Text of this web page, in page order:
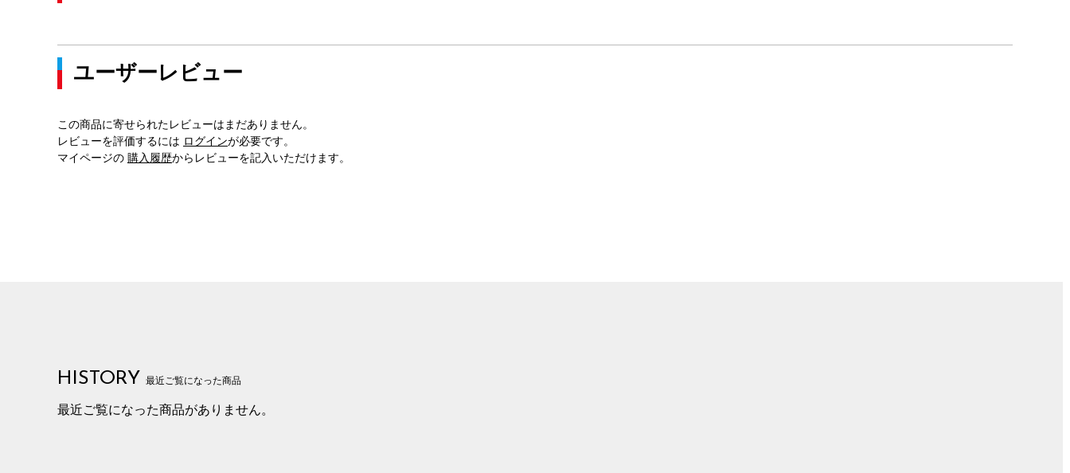
ユーザーレビュー
この商品に寄せられたレビューはまだありません。
レビューを評価するには ログインが必要です。
マイページの 購入履歴からレビューを記入いただけます。
HISTORY 最近ご覧になった商品
最近ご覧になった商品がありません。